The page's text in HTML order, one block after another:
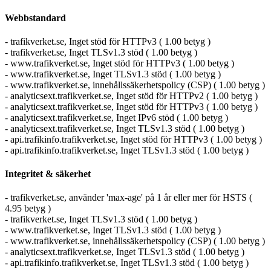
Webbstandard
- trafikverket.se, Inget stöd för HTTPv3 ( 1.00 betyg )
- trafikverket.se, Inget TLSv1.3 stöd ( 1.00 betyg )
- www.trafikverket.se, Inget stöd för HTTPv3 ( 1.00 betyg )
- www.trafikverket.se, Inget TLSv1.3 stöd ( 1.00 betyg )
- www.trafikverket.se, innehållssäkerhetspolicy (CSP) ( 1.00 betyg )
- analyticsext.trafikverket.se, Inget stöd för HTTPv2 ( 1.00 betyg )
- analyticsext.trafikverket.se, Inget stöd för HTTPv3 ( 1.00 betyg )
- analyticsext.trafikverket.se, Inget IPv6 stöd ( 1.00 betyg )
- analyticsext.trafikverket.se, Inget TLSv1.3 stöd ( 1.00 betyg )
- api.trafikinfo.trafikverket.se, Inget stöd för HTTPv3 ( 1.00 betyg )
- api.trafikinfo.trafikverket.se, Inget TLSv1.3 stöd ( 1.00 betyg )
Integritet & säkerhet
- trafikverket.se, använder 'max-age' på 1 år eller mer för HSTS (
4.95 betyg )
- trafikverket.se, Inget TLSv1.3 stöd ( 1.00 betyg )
- www.trafikverket.se, Inget TLSv1.3 stöd ( 1.00 betyg )
- www.trafikverket.se, innehållssäkerhetspolicy (CSP) ( 1.00 betyg )
- analyticsext.trafikverket.se, Inget TLSv1.3 stöd ( 1.00 betyg )
- api.trafikinfo.trafikverket.se, Inget TLSv1.3 stöd ( 1.00 betyg )